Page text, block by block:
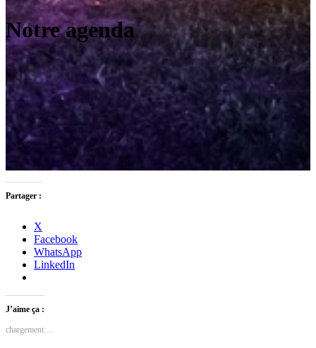
Notre agenda
Partager :
X
Facebook
WhatsApp
LinkedIn
J’aime ça :
chargement…